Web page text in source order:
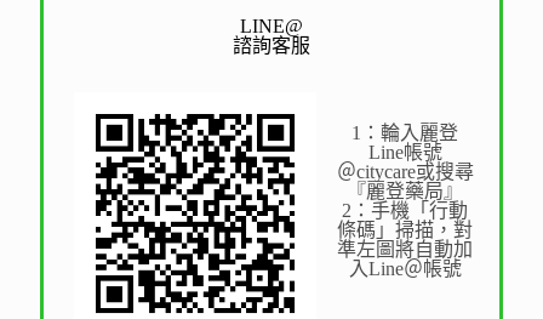
LINE@
諮詢客服
1：輪入麗登
Line帳號
＠citycare或搜尋
『麗登藥局』
2：手機「行動
條碼」掃描，對
準左圖將自動加
入Line＠帳號